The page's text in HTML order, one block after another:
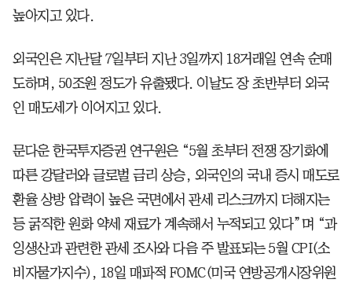
높아지고 있다.
외국인은 지난달 7일부터 지난 3일까지 18거래일 연속 순매
도하며, 50조원 정도가 유출됐다. 이날도 장 초반부터 외국
인 매도세가 이어지고 있다.
문다운 한국투자증권 연구원은 “5월 초부터 전쟁 장기화에
따른 강달러와 글로벌 금리 상승, 외국인의 국내 증시 매도로
환율 상방 압력이 높은 국면에서 관세 리스크까지 더해지는
등 굵직한 원화 약세 재료가 계속해서 누적되고 있다”며 “과
잉생산과 관련한 관세 조사와 다음 주 발표되는 5월 CPI(소
비자물가지수), 18일 매파적 FOMC(미국 연방공개시장위원